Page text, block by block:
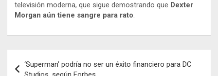
televisión moderna, que sigue demostrando que Dexter
Morgan aún tiene sangre para rato.
de
‘Superman’ podría no ser un éxito financiero para DC